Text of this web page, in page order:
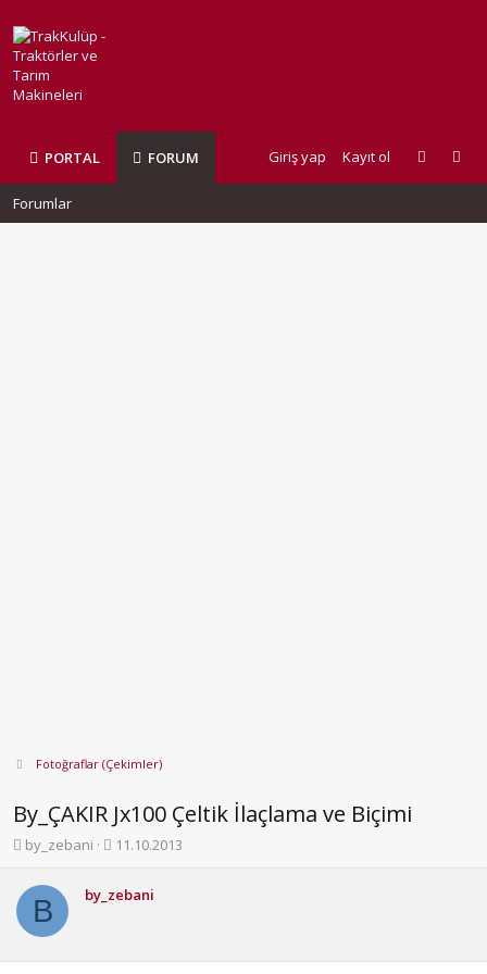
PORTAL FORUM Giriş yap Kayıt ol
Forumlar
Fotoğraflar (Çekimler)
By_ÇAKIR Jx100 Çeltik İlaçlama ve Biçimi
K
n
y
u
by_zebani
B
l
g
11.10.2013
B by_zebani